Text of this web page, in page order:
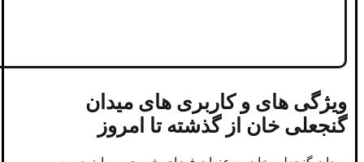
ویژگی های و کاربری های میدان
گنجعلی خان از گذشته تا امروز